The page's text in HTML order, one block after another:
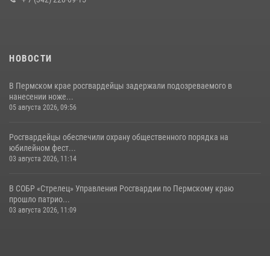
НОВОСТИ
В Пермском крае росгвардейцы задержали подозреваемого в
нанесении ноже...
05 августа 2026, 09:56
Росгвардейцы обеспечили охрану общественного порядка на
юбилейном фест...
03 августа 2026, 11:14
В СОБР «Стрелец» Управления Росгвардии по Пермскому краю
прошло патрио...
03 августа 2026, 11:09